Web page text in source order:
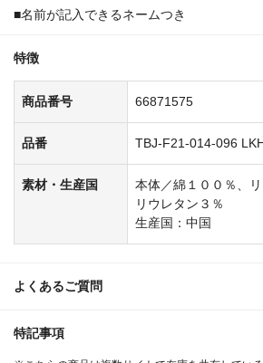
■名前が記入できるネームつき
特徴
商品番号 66871575
品番 TBJ-F21-014-096
素材・生産国
本体／綿１００％、
リウレタン３％
生産国：中国
よくあるご質問
特記事項